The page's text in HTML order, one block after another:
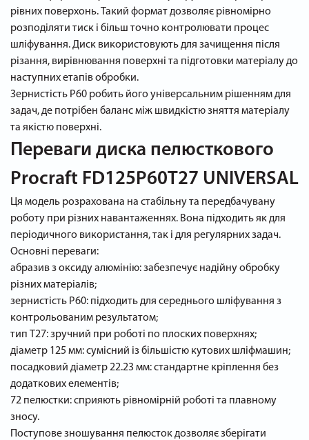
рівних поверхонь. Такий формат дозволяє рівномірно
розподіляти тиск і більш точно контролювати процес
шліфування. Диск використовують для зачищення після
різання, вирівнювання поверхні та підготовки матеріалу до
наступних етапів обробки.
Зернистість P60 робить його універсальним рішенням для
задач, де потрібен баланс між швидкістю зняття матеріалу
та якістю поверхні.
Переваги диска пелюсткового
Procraft FD125P60T27 UNIVERSAL
Ця модель розрахована на стабільну та передбачувану
роботу при різних навантаженнях. Вона підходить як для
періодичного використання, так і для регулярних задач.
Основні переваги:
абразив з оксиду алюмінію: забезпечує надійну обробку
різних матеріалів;
зернистість P60: підходить для середнього шліфування з
контрольованим результатом;
тип Т27: зручний при роботі по плоских поверхнях;
діаметр 125 мм: сумісний із більшістю кутових шліфмашин;
посадковий діаметр 22.23 мм: стандартне кріплення без
додаткових елементів;
72 пелюстки: сприяють рівномірній роботі та плавному
зносу.
Поступове зношування пелюсток дозволяє зберігати